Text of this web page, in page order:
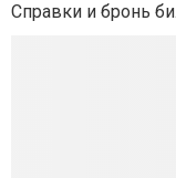
Справки и бронь